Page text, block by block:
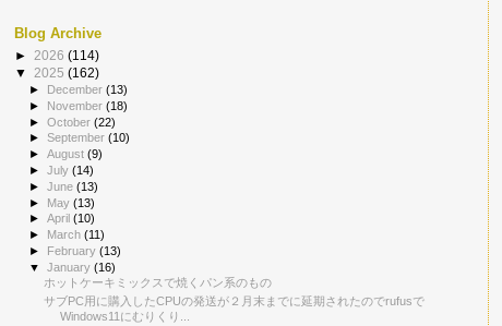
Blog Archive
► 2026 (114)
▼ 2025 (162)
► December(13)
► November(18)
►October(22)
►September(10)
►August(9)
►July(14)
►June(13)
► May(13)
►April(10)
► March(11)
► February(13)
▼January(16)
ホットケーキミックスで焼くパン系のもの
サブPC用に購入したCPUの発送が２月末までに延期されたのでrufusで
Windows11にむりくり...